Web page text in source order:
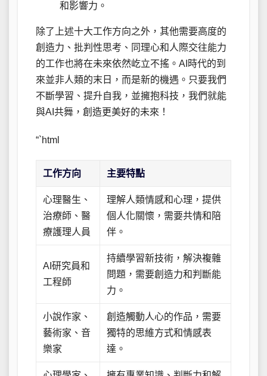
和影響力。
除了上述十大工作方向之外，其他需要高度的
創造力、批判性思考、同理心和人際交往能力
的工作也將在未來依然屹立不搖。AI時代的到
來並非人類的末日，而是新的機遇。只要我們
不斷學習、提升自我，並擁抱科技，我們就能
與AI共舞，創造更美好的未來！
“`html
工作方向 主要特點
心理醫生、
治療師、醫
療護理人員
理解人類情感和心理，提供
個人化關懷，需要共情和陪
伴。
AI研究員和
工程師
持續學習新技術，解決複雜
問題，需要創造力和判斷能
力。
小說作家、
藝術家、音
樂家
創造觸動人心的作品，需要
獨特的思維方式和情感表
達。